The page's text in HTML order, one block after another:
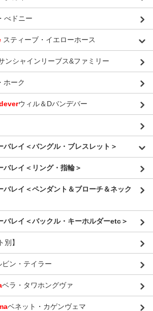
べドニー
スティーブ・イエローホース
ンシャインリーブス&ファミリー
ホーク
ウィル＆Dバンデバー
バレイ＜バングル・ブレスレット＞
レイ＜リング・指輪＞
バレイ＜ペンダント＆ブローチ＆ネック
バレイ＜バックル・キーホルダーetc＞
別】
ビン・テイラー
ベラ・タワホングヴァ
ベネット・カゲンヴェマ